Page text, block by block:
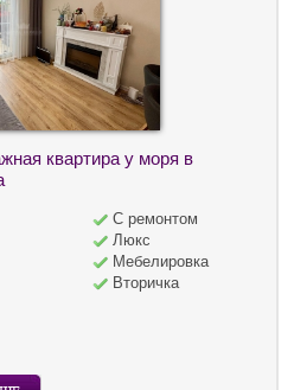
квартира у моря в
С ремонтом
Люкс
Мебелировка
Вторичка